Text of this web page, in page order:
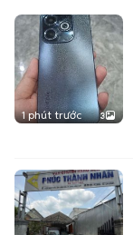
1 phút trước 3